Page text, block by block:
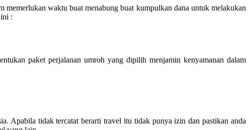
waktu buat menabung buat kumpulkan dana untuk melakukan
:
paket perjalanan umroh yang dipilih menjamin kenyamanan dalam
Apabila tidak tercatat berarti travel itu tidak punya izin dan pastikan anda